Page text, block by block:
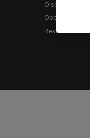
O společnosti
Obchodní
Reklamační